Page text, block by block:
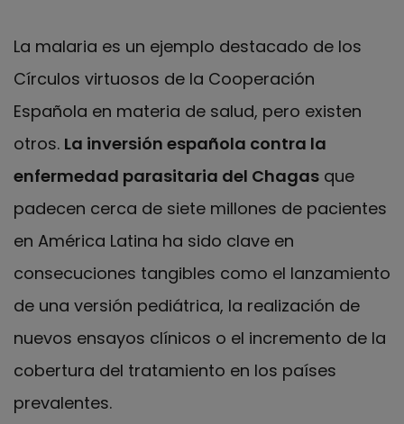
La malaria es un ejemplo destacado de los
Círculos virtuosos de la Cooperación
Española en materia de salud, pero existen
otros. La inversión española contra la
enfermedad parasitaria del Chagas que
padecen cerca de siete millones de pacientes
en América Latina ha sido clave en
consecuciones tangibles como el lanzamiento
de una versión pediátrica, la realización de
nuevos ensayos clínicos o el incremento de la
cobertura del tratamiento en los países
prevalentes.